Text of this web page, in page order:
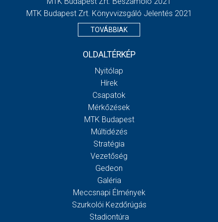
MTK Budapest Zrt. Könyvvizsgáló Jelentés 2021
TOVÁBBIAK
OLDALTÉRKÉP
Nyitólap
Hírek
Csapatok
Mérkőzések
MTK Budapest
Múltidézés
Stratégia
Vezetőség
Gedeon
Galéria
Meccsnapi Élmények
Szurkolói Kezdőrúgás
Stadiontúra